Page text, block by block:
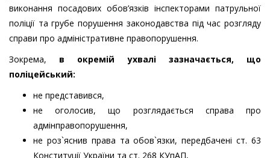
виконання посадових обов’язків інспекторами патрульної
поліції та грубе порушення законодавства під час розгляду
справи про адміністративне правопорушення.
Зокрема, в окремій ухвалі зазначається, що
поліцейський:
не представився,
не оголосив, що розглядається справа про
адмінправопорушення,
не роз`яснив права та обов`язки, передбачені ст. 63
Конституції України та ст. 268 КУпАП,